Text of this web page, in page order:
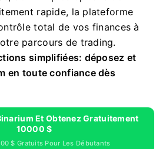
rapide, la plateforme
total de vos finances à
parcours de trading.
simplifiées: déposez et
en toute confiance dès
Et Obtenez Gratuitement
10000 $
$ Gratuits Pour Les Débutants